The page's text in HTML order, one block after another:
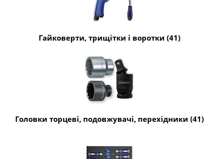
Гайковерти, трищітки і воротки (41)
Головки торцеві, подовжувачі, перехідники (41)